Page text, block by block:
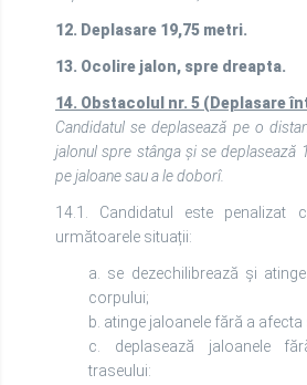
12. Deplasare 19,75 metri.
13. Ocolire jalon, spre dreapta.
14. Obstacolul nr. 5 (Deplasare
Candidatul se deplasează pe o
jalonul spre stânga și se deplasează
pe jaloane sau a le doborî.
14.1. Candidatul este
următoarele situații:
a. se dezechilibrează și
corpului;
b. atinge jaloanele fără a
c. deplasează jaloanele
traseului: